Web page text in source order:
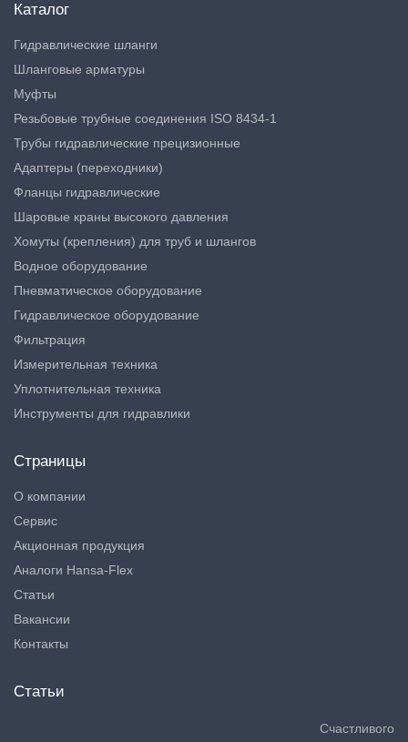
Каталог
Гидравлические шланги
Шланговые арматуры
Муфты
Резьбовые трубные соединения ISO 8434-1
Трубы гидравлические прецизионные
Адаптеры (переходники)
Фланцы гидравлические
Шаровые краны высокого давления
Хомуты (крепления) для труб и шлангов
Водное оборудование
Пневматическое оборудование
Гидравлическое оборудование
Фильтрация
Измерительная техника
Уплотнительная техника
Инструменты для гидравлики
Страницы
О компании
Сервис
Акционная продукция
Аналоги Hansa-Flex
Статьи
Вакансии
Контакты
Статьи
Счастливого